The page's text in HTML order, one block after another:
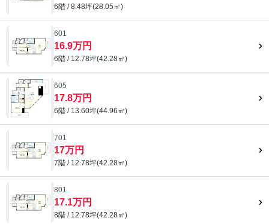
6階 / 8.48坪(28.05㎡)
601
16.9万円
6階 / 12.78坪(42.28㎡)
605
17.8万円
6階 / 13.60坪(44.96㎡)
701
17万円
7階 / 12.78坪(42.28㎡)
801
17.1万円
8階 / 12.78坪(42.28㎡)